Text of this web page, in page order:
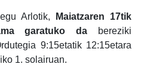
Arlotik,
Maiatzaren 17tik
garatuko da bereziki
9:15etatik 12:15etara
1. solairuan.